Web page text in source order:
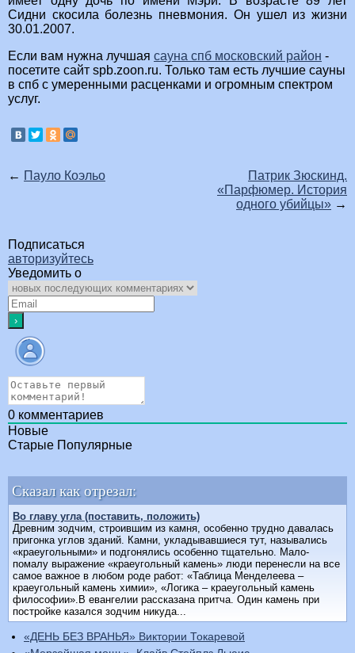
Сидни скосила болезнь пневмония. Он ушел из жизни
30.01.2007.
Если вам нужна лучшая сауна спб московский район -
посетите сайт spb.zoon.ru. Только там есть лучшие сауны
в спб с умеренными расценками и огромным спектром
услуг.
← Пауло Коэльо
Патрик Зюскинд.
«Парфюмер. История
одного убийцы» →
Подписаться
авторизуйтесь
Уведомить о
0 комментариев
Новые
Старые Популярные
Сказал как отрезал:
Во главу угла (поставить, положить)
Древним зодчим, строившим из камня, особенно трудно давалась
пригонка углов зданий. Камни, укладывавшиеся тут, назывались
«краеугольными» и подгонялись особенно тщательно. Мало-
помалу выражение «краеугольный камень» люди перенесли на все
самое важное в любом роде работ: «Таблица Менделеева –
краеугольный камень химии», «Логика – краеугольный камень
философии».В евангелии рассказана притча. Один камень при
постройке казался зодчим никуда...
«ДЕНЬ БЕЗ ВРАНЬЯ» Виктории Токаревой